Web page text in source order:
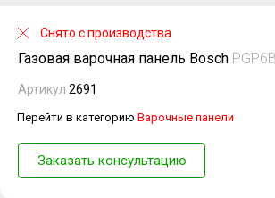
Газовая варочная панель Bosch
Артикул 2691
Перейти в категорию Варочные панели
Заказать консультацию
Снято с производства